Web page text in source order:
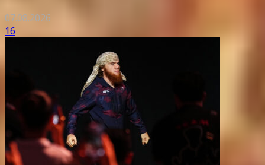
07.08.2026
16